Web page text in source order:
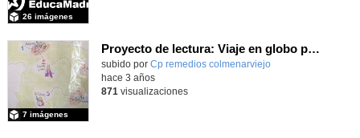
26 imágenes
Proyecto de lectura: Viaje en globo por España. 5°P
Contenido educativo.
subido por Cp remedios colmenarviejo
7 imágenes
-
hace 3 años
871 visualizaciones